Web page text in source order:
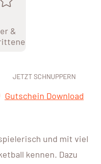
&
JETZT SCHNUPPERN
Gutschein Download
und mit viel
kennen. Dazu